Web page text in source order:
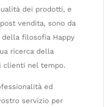
dei prodotti, e
vendita, sono da
filosofia Happy
ricerca della
clienti nel tempo.
ed
servizio per